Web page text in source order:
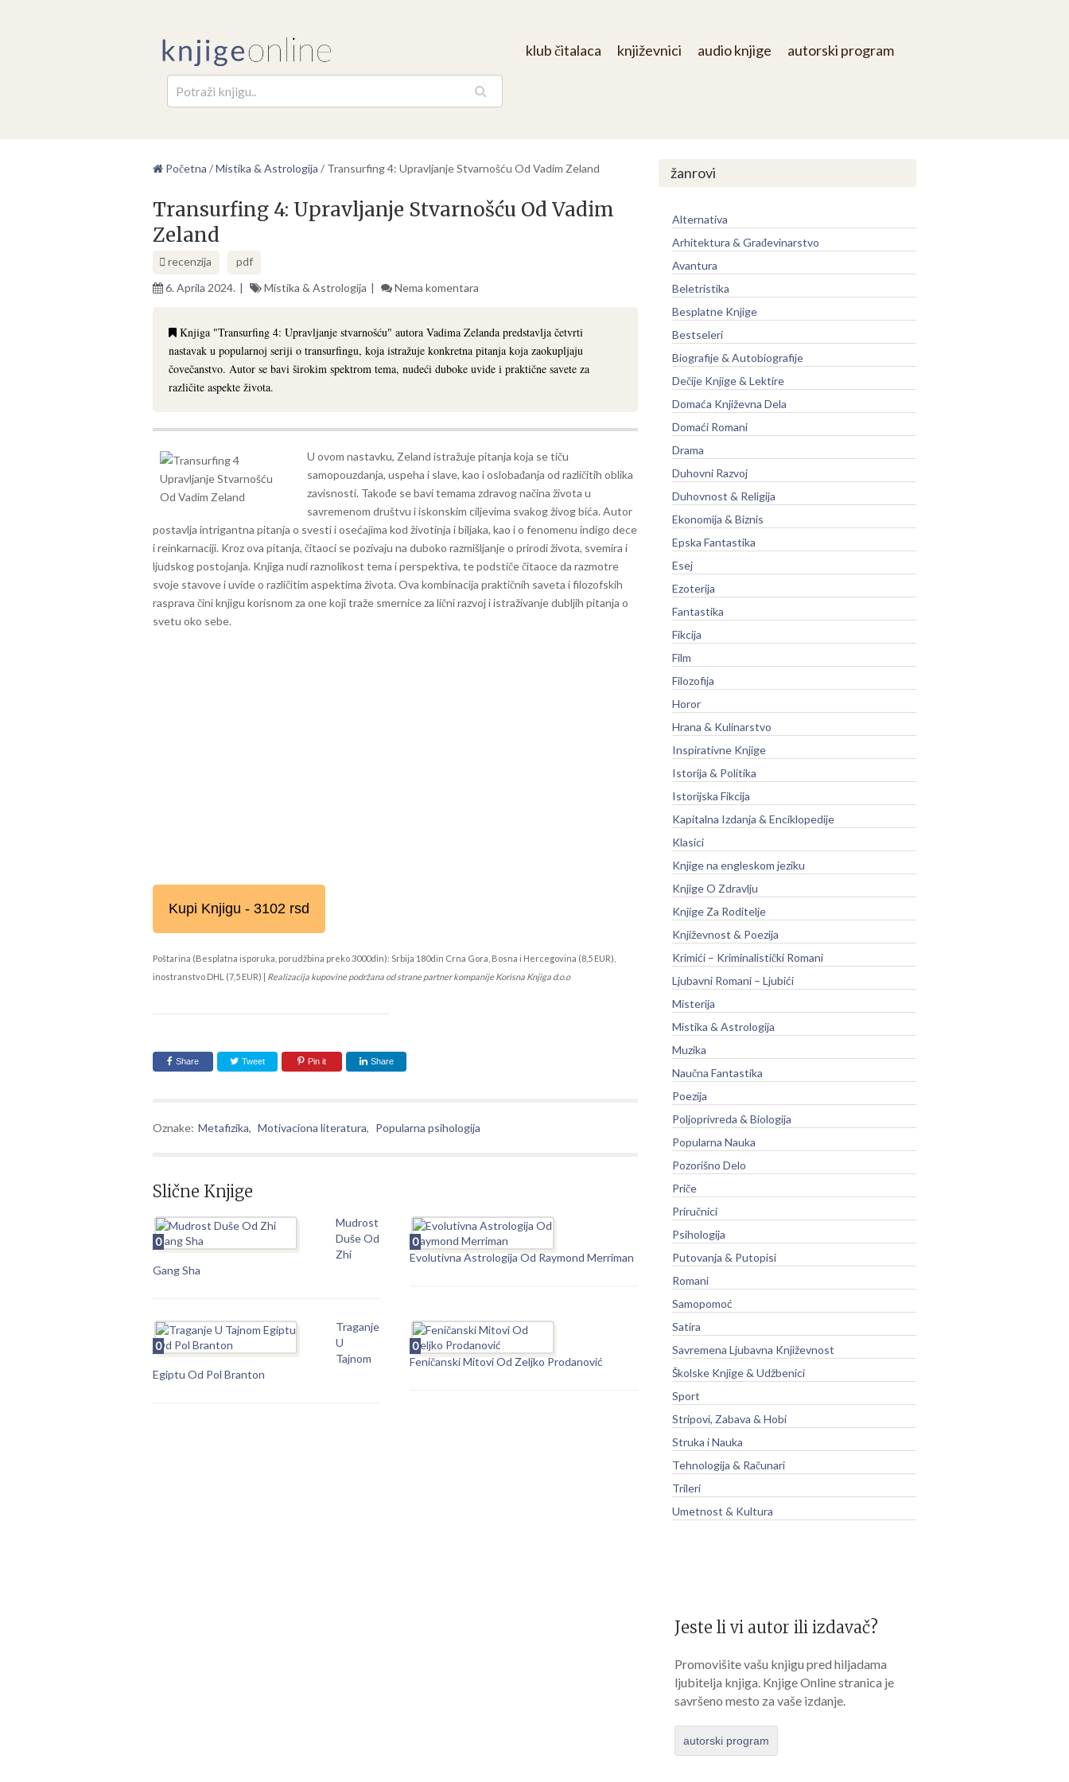
klub čitalaca književnici audio knjige autorski program
Početna /Mistika & Astrologija / Transurfing 4: Upravljanje Stvarnošću Od Vadim Zeland
Transurfing 4: Upravljanje Stvarnošću Od Vadim
Zeland
recenzija
pdf
6. Aprila 2024.
Mistika & Astrologija Nema komentara
Knjiga "Transurfing 4: Upravljanje stvarnošću" autora Vadima Zelanda predstavlja četvrti
nastavak u popularnoj seriji o transurfingu, koja istražuje konkretna pitanja koja zaokupljaju
čovečanstvo. Autor se bavi širokim spektrom tema, nudeći duboke uvide i praktične savete za
različite aspekte života.
U ovom nastavku, Zeland istražuje pitanja koja se tiču
samopouzdanja, uspeha i slave, kao i oslobađanja od različitih oblika
zavisnosti. Takođe se bavi temama zdravog načina života u
savremenom društvu i iskonskim ciljevima svakog živog bića. Autor
postavlja intrigantna pitanja o svesti i osećajima kod životinja i biljaka, kao i o fenomenu indigo dece
i reinkarnaciji. Kroz ova pitanja, čitaoci se pozivaju na duboko razmišljanje o prirodi života, svemira i
ljudskog postojanja. Knjiga nudi raznolikost tema i perspektiva, te podstiče čitaoce da razmotre
svoje stavove i uvide o različitim aspektima života. Ova kombinacija praktičnih saveta i filozofskih
rasprava čini knjigu korisnom za one koji traže smernice za lični razvoj i istraživanje dubljih pitanja o
svetu oko sebe.
Kupi Knjigu - 3102 rsd
Poštarina (Besplatna isporuka, porudžbina preko 3000din): Srbija 180din Crna Gora, Bosna i Hercegovina (8,5 EUR),
inostranstvo DHL (7,5 EUR) | Realizacija kupovine podržana od strane partner kompanije Korisna Knjiga d.o.o
Share Tweet Pin it Share
Oznake: Metafizika, Motivaciona literatura, Popularna psihologija
Slične Knjige
0
Mudrost
Duše Od
Zhi
Gang Sha
0
Evolutivna Astrologija Od Raymond Merriman
0
Traganje
U
Tajnom
Egiptu Od Pol Branton
0
Feničanski Mitovi Od Željko Prodanović
žanrovi
Alternativa
Arhitektura & Građevinarstvo
Avantura
Beletristika
Besplatne Knjige
Bestseleri
Biografije & Autobiografije
Dečije Knjige & Lektire
Domaća Književna Dela
Domaći Romani
Drama
Duhovni Razvoj
Duhovnost & Religija
Ekonomija & Biznis
Epska Fantastika
Esej
Ezoterija
Fantastika
Fikcija
Film
Filozofija
Horor
Hrana & Kulinarstvo
Inspirativne Knjige
Istorija & Politika
Istorijska Fikcija
Kapitalna Izdanja & Enciklopedije
Klasici
Knjige na engleskom jeziku
Knjige O Zdravlju
Knjige Za Roditelje
Književnost & Poezija
Krimići – Kriminalistički Romani
Ljubavni Romani – Ljubići
Misterija
Mistika & Astrologija
Muzika
Naučna Fantastika
Poezija
Poljoprivreda & Biologija
Popularna Nauka
Pozorišno Delo
Priče
Priručnici
Psihologija
Putovanja & Putopisi
Romani
Samopomoć
Satira
Savremena Ljubavna Književnost
Školske Knjige & Udžbenici
Sport
Stripovi, Zabava & Hobi
Struka i Nauka
Tehnologija & Računari
Trileri
Umetnost & Kultura
Jeste li vi autor ili izdavač?
Promovišite vašu knjigu pred hiljadama
ljubitelja knjiga. Knjige Online stranica je
savršeno mesto za vaše izdanje.
autorski program